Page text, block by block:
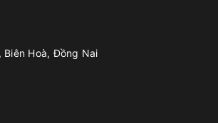
Biên Hoà, Đồng Nai